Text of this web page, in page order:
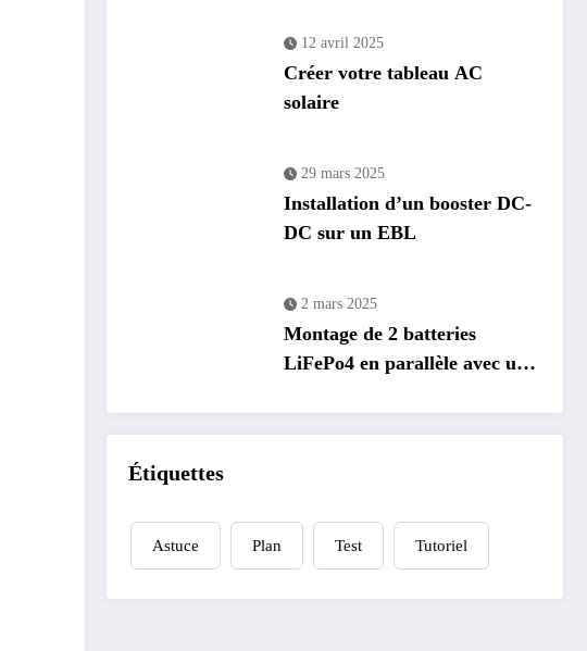
12 avril 2025
Créer votre tableau AC
solaire
29 mars 2025
Installation d’un booster DC-
DC sur un EBL
2 mars 2025
Montage de 2 batteries
LiFePo4 en parallèle avec un
Étiquettes
Astuce Plan Test Tutoriel